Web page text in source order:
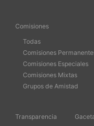
Comisiones
Todas
Comisiones
Comisiones Especiales
Comisiones Mixtas
Grupos de Amistad
Transparencia